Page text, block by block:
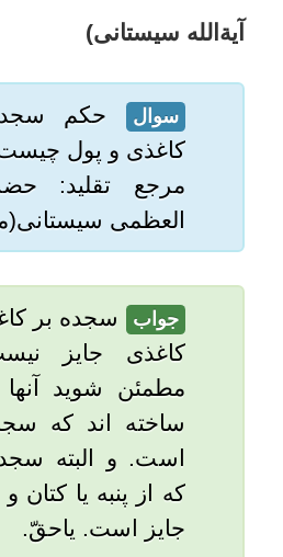
اعمال
کاربر میهمان
كاغذی
مطمئن
ساخته
است. و
كه از
جايز
تاریخ به روزرسانی: